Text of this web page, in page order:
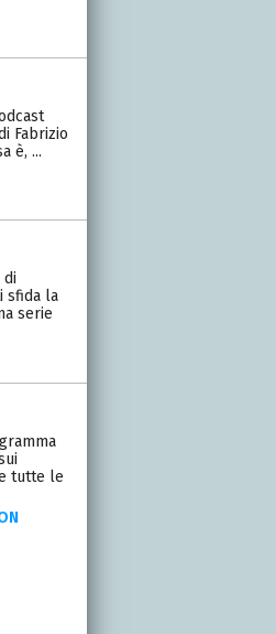
Fabrizio
è, ...
di
sfida la
serie
tutte le